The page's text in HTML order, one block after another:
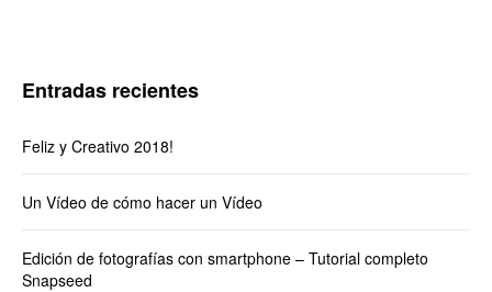
Entradas recientes
Feliz y Creativo 2018!
Un Vídeo de cómo hacer un Vídeo
Edición de fotografías con smartphone – Tutorial completo
Snapseed